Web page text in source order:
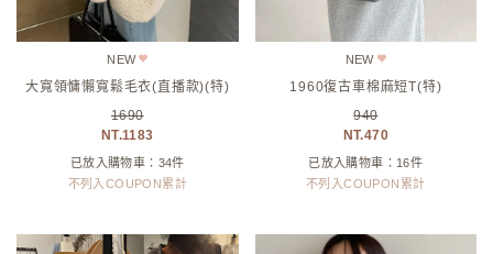
NEW
大寬領慵懶寬鬆毛衣(直播款)(特)
1690
1183
已放入購物車：34件
不列入COUPON累計
NEW
1960復古車棉麻短T(特)
940
470
已放入購物車：16件
不列入COUPON累計